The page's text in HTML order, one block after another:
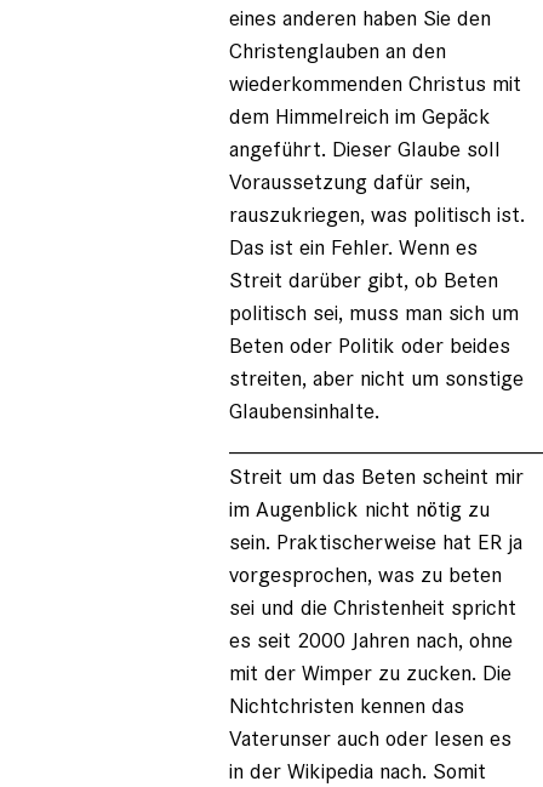
eines anderen haben Sie den
Christenglauben an den
wiederkommenden Christus mit
dem Himmelreich im Gepäck
angeführt. Dieser Glaube soll
Voraussetzung dafür sein,
rauszukriegen, was politisch ist.
Das ist ein Fehler. Wenn es
Streit darüber gibt, ob Beten
politisch sei, muss man sich um
Beten oder Politik oder beides
streiten, aber nicht um sonstige
Glaubensinhalte.
Streit um das Beten scheint mir
im Augenblick nicht nötig zu
sein. Praktischerweise hat ER ja
vorgesprochen, was zu beten
sei und die Christenheit spricht
es seit 2000 Jahren nach, ohne
mit der Wimper zu zucken. Die
Nichtchristen kennen das
Vaterunser auch oder lesen es
in der Wikipedia nach. Somit